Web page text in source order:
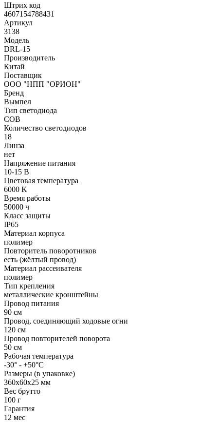
Штрих код
4607154788431
Артикул
3138
Модель
DRL-15
Производитель
Китай
Поставщик
ООО "НПП "ОРИОН"
Бренд
Вымпел
Тип светодиода
COB
Количество светодиодов
18
Линза
нет
Напряжение питания
10-15 В
Цветовая температура
6000 K
Время работы
50000 ч
Класс защиты
IP65
Материал корпуса
полимер
Повторитель поворотников
есть (жёлтый провод)
Материал рассеивателя
полимер
Тип крепления
металлические кронштейны
Провод питания
90 см
Провод, соединяющий ходовые огни
120 см
Провод повторителей поворота
50 см
Рабочая температура
-30° - +50°С
Размеры (в упаковке)
360х60х25 мм
Вес брутто
100 г
Гарантия
12 мес